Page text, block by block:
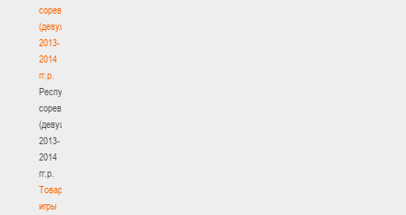
соревнования
(девушки)
2013-
2014
гг.р.
Республиканские
соревнования
(девушки)
2013-
2014
гг.р.
Товарищеские
игры